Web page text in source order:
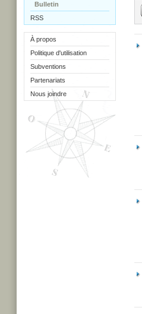
Bulletin
RSS
À propos
Politique d'utilisation
Subventions
Partenariats
Nous joindre